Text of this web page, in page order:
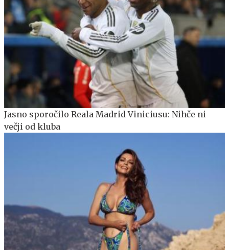
Jasno sporočilo Reala Madrid Viniciusu: Nihče ni
večji od kluba